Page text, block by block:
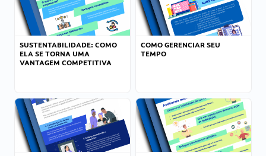
SUSTENTABILIDADE: COMO
ELA SE TORNA UMA
VANTAGEM COMPETITIVA
COMO GERENCIAR SEU
TEMPO